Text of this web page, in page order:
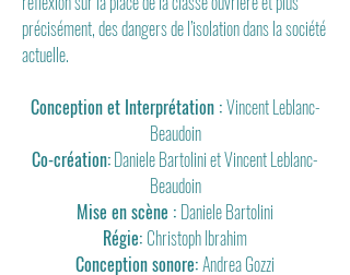
précisément, des dangers de l’isolation dans la société
actuelle.
Conception et Interprétation :Vincent Leblanc-
Beaudoin
Co-création:Daniele Bartolini et Vincent Leblanc-
Beaudoin
Mise en scène : Daniele Bartolini
Régie: Christoph Ibrahim
Conception sonore:Andrea Gozzi